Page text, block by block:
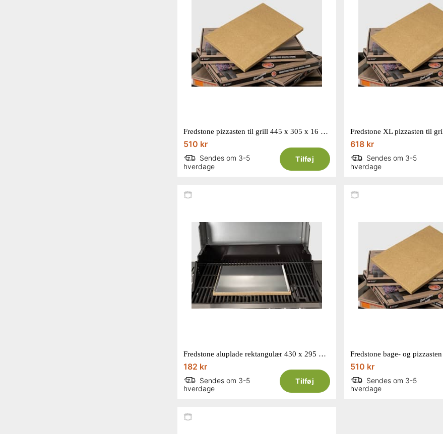
Fredstone pizzasten til grill 445 x 305 x 16 mm
510 kr
Sendes om 3-5
hverdage
Tilføj
618 kr
Sendes om 3-5
hverdage
Fredstone aluplade rektangulær 430 x 295 mm
182 kr
Sendes om 3-5
hverdage
Tilføj
510 kr
Sendes om 3-5
hverdage